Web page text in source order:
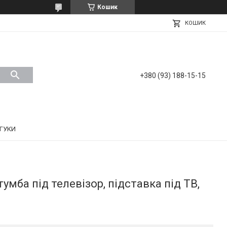
Кошик
КОШИК
+380 (93) 188-15-15
під телевізор, підставка під ТВ,